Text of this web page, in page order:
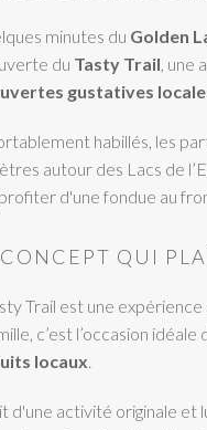
minutes du Golden
du Tasty Trail, une
gustatives
habillés, les
autour des Lacs de
d'une fondue au
QUI
Trail est une
c’est l’occasion idéale
locaux.
d'une activité originale et